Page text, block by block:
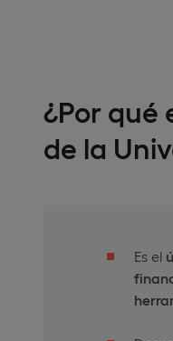
¿Por qué
de la
Es el